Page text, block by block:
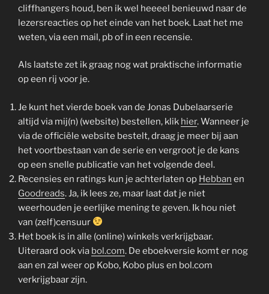
cliffhangers houd, ben ik wel heeeel benieuwd naar de
lezersreacties op het einde van het boek. Laat het me
weten, via een mail, pb of in een recensie.
Als laatste zet ik graag nog wat praktische informatie
op een rij voor je.
Je kunt het vierde boek van de Jonas Dubelaarserie
altijd via mij(n) (website) bestellen, klik hier. Wanneer je
via de officiële website bestelt, draag je meer bij aan
het voortbestaan van de serie en vergroot je de kans
op een snelle publicatie van het volgende deel.
Recensies en ratings kun je achterlaten op Hebban en
Goodreads. Ja, ik lees ze, maar laat dat je niet
weerhouden je eerlijke mening te geven. Ik hou niet
van (zelf)censuur
Het boek is in alle (online) winkels verkrijgbaar.
Uiteraard ook via bol.com. De eboekversie komt er nog
aan en zal weer op Kobo, Kobo plus en bol.com
verkrijgbaar zijn.